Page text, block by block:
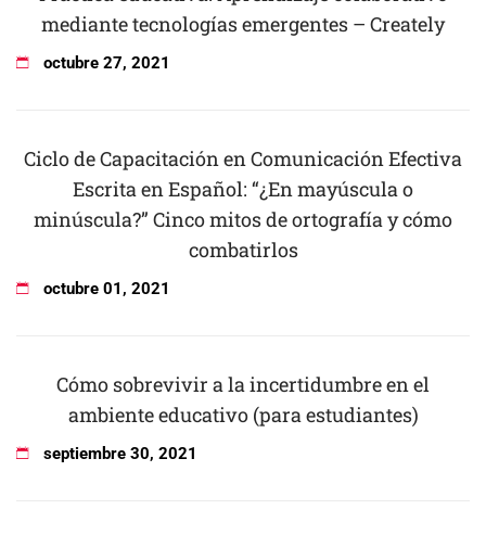
mediante tecnologías emergentes – Creately
octubre 27, 2021
Ciclo de Capacitación en Comunicación Efectiva
Escrita en Español: “¿En mayúscula o
minúscula?” Cinco mitos de ortografía y cómo
combatirlos
octubre 01 , 2021
Cómo sobrevivir a la incertidumbre en el
ambiente educativo (para estudiantes)
septiembre 30, 2021